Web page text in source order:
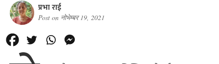
प्रभा राई
Post on नोभेम्बर 19, 2021